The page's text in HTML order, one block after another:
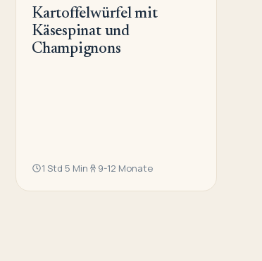
Kartoffelwürfel mit
Käsespinat und
Champignons
1 Std 5 Min 9-12 Monate